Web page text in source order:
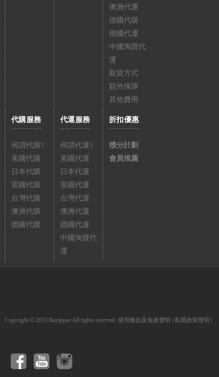
澳洲代運
德國代購
德國代運
中國淘寶代
運
取貨方式
額外保障
其他費用
代購服務
何謂代購?
美國代購
日本代購
英國代購
台灣代購
澳洲代購
德國代購
代運服務
何謂代運?
美國代運
日本代運
英國代運
台灣代運
澳洲代運
德國代運
中國淘寶代
運
折扣優惠
積分計劃
會員推薦
Copyright © 2013 Buyippee All rights reserved. 使用條款及免責聲明 私隱政策聲明